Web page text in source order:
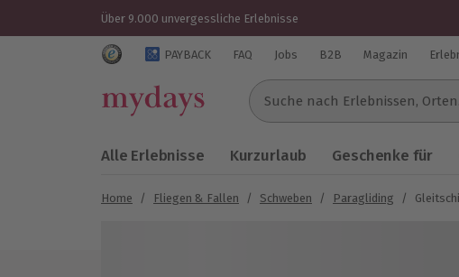
Über 9.000 unvergessliche Erlebnisse
Trustedshops Bewertungen für mydays.de
PAYBACK FAQ Jobs B2B Magazin
Suche nach Erlebnissen...
Alle Erlebnisse Kurzurlaub Geschenke für
Home / Fliegen & Fallen / Schweben / Paragliding /